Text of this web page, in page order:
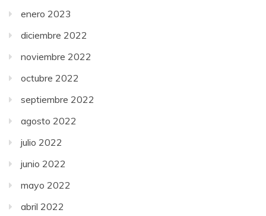
enero 2023
diciembre 2022
noviembre 2022
octubre 2022
septiembre 2022
agosto 2022
julio 2022
junio 2022
mayo 2022
abril 2022